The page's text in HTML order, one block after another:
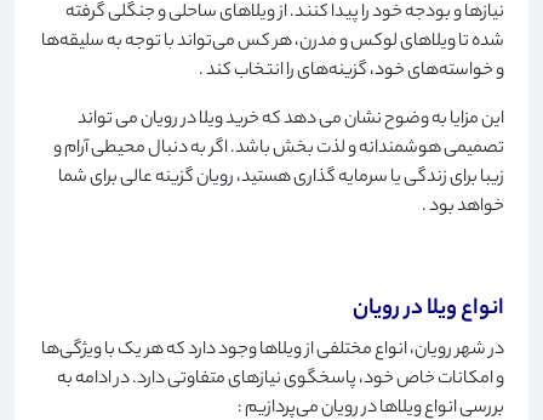
نیازها و بودجه خود را پیدا کنند. از ویلاهای ساحلی و جنگلی گرفته
شده تا ویلاهای لوکس و مدرن، هر کس می‌تواند با توجه به سلیقه‌ها
و خواسته‌های خود، گزینه‌های را انتخاب کند.
این مزایا به وضوح نشان می دهد که خرید ویلا در رویان می تواند
تصمیمی هوشمندانه و لذت بخش باشد. اگر به دنبال محیطی آرام و
زیبا برای زندگی یا سرمایه گذاری هستید، رویان گزینه عالی برای شما
خواهد بود.
انواع ویلا در رویان
در شهر رویان، انواع مختلفی از ویلاها وجود دارد که هر یک با ویژگی‌ها
و امکانات خاص خود، پاسخگوی نیازهای متفاوتی دارد. در ادامه به
بررسی انواع ویلاها در رویان می‌پردازیم: